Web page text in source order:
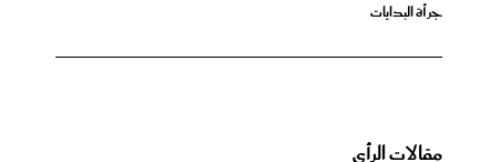
جرأة البدايات
مقالات الرأي